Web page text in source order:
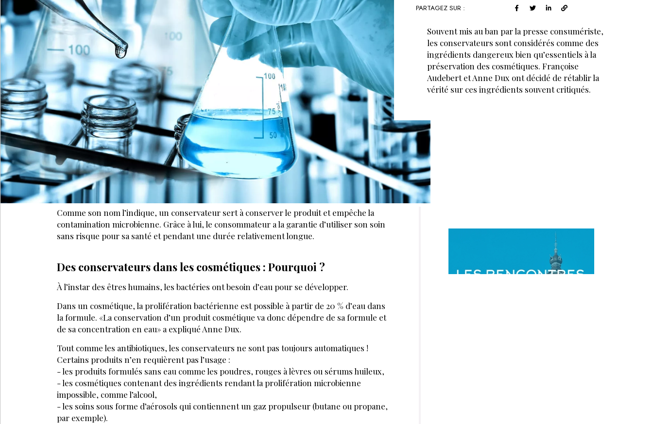
PARTAGEZ SUR :
Souvent mis au ban par la presse consumériste,
les conservateurs sont considérés comme des
ingrédients dangereux bien qu’essentiels à la
préservation des cosmétiques. Françoise
Audebert et Anne Dux ont décidé de rétablir la
vérité sur ces ingrédients souvent critiqués.
Comme son nom l’indique, un conservateur sert à conserver le produit et empêche la
contamination microbienne. Grâce à lui, le consommateur a la garantie d’utiliser son soin
sans risque pour sa santé et pendant une durée relativement longue.
Des conservateurs dans les cosmétiques : Pourquoi ?
À l’instar des êtres humains, les bactéries ont besoin d’eau pour se développer.
Dans un cosmétique, la prolifération bactérienne est possible à partir de 20 % d’eau dans
de sa concentration en eau» a expliqué Anne Dux.
Tout comme les antibiotiques, les conservateurs ne sont pas toujours automatiques !
Certains produits n’en requièrent pas l’usage :
- les produits formulés sans eau comme les poudres, rouges à lèvres o